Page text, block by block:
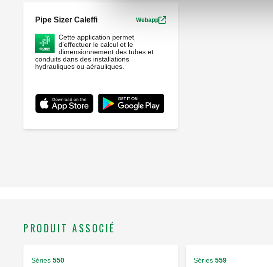
Pipe Sizer Caleffi Webapp
Cette application permet
d'effectuer le calcul et le
dimensionnement des tubes et
conduits dans des installations
hydrauliques ou aérauliques.
PRODUIT ASSOCIÉ
Séries 550 Séries 559